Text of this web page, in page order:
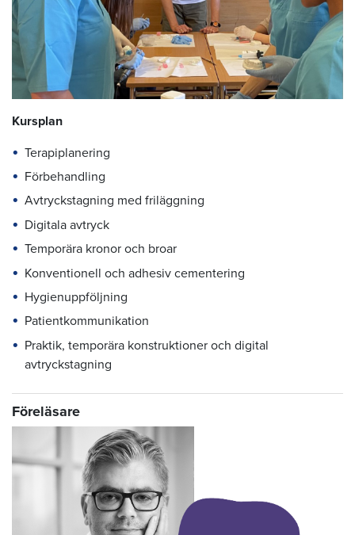
Kursplan
Terapiplanering
Förbehandling
Avtryckstagning med friläggning
Digitala avtryck
Temporära kronor och broar
Konventionell och adhesiv cementering
Hygienuppföljning
Patientkommunikation
Praktik, temporära konstruktioner och digital
avtryckstagning
Föreläsare